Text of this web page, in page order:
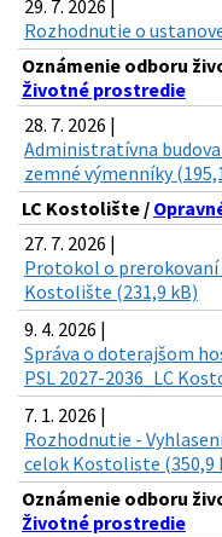
29. 7. 2026 |
Rozhodnutie o
Oznámenie odboru
Životné prostredie
28. 7. 2026 |
Administratívna budova
zemné výmenníky
LC Kostolište /
27. 7. 2026 |
Protokol o prerokovaní
Kostolište (231,9 kB)
9. 4. 2026 |
Správa o doterajšom
PSL 2027-2036_LC
7. 1. 2026 |
Rozhodnutie -
celok Kostoliste (350,9
Oznámenie odboru
Životné prostredie